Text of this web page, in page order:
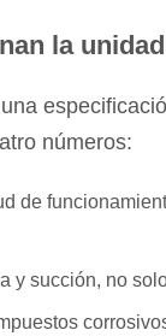
la
números:
de
y succión, no